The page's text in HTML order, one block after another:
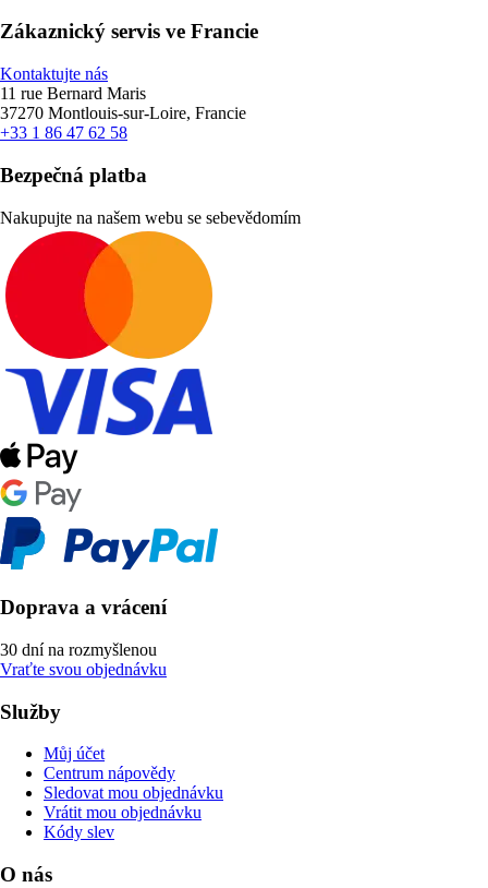
Zákaznický servis ve Francie
Kontaktujte nás
11 rue Bernard Maris
37270 Montlouis-sur-Loire, Francie
+33 1 86 47 62 58
Bezpečná platba
Nakupujte na našem webu se sebevědomím
Doprava a vrácení
30 dní na rozmyšlenou
Vraťte svou objednávku
Služby
Můj účet
Centrum nápovědy
Sledovat mou objednávku
Vrátit mou objednávku
Kódy slev
O nás